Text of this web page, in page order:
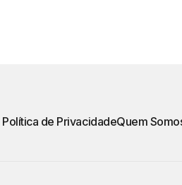
Política de PrivacidadeQuem